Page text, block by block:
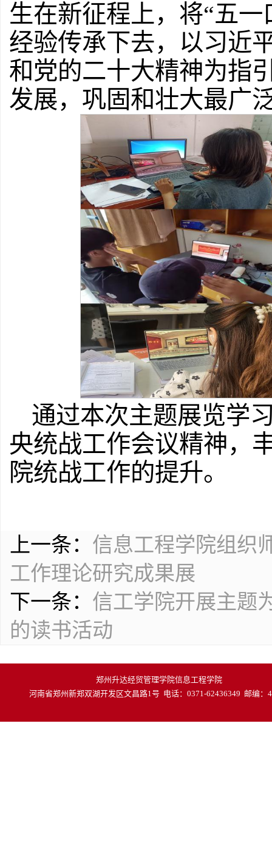
生在新征程上，将“五
经验传承下去，以习近
和党的二十大精神为指
发展，巩固和壮大最广
通过本次主题展览学
央统战工作会议精神，
院统战工作的提升。
上一条： 信息工程学院组织
工作理论研究成果展
下一条： 信工学院开展主题
的读书活动
郑州升达经贸管理学院信息工程学院
河南省郑州新郑双湖开发区文昌路1号 电话：0371-62436349 邮编：